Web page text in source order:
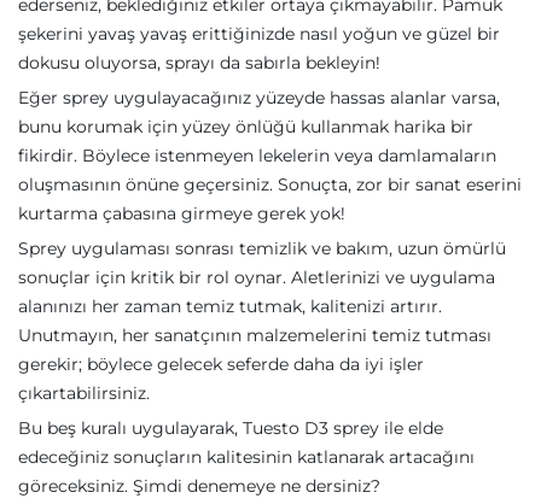
ederseniz, beklediğiniz etkiler ortaya çıkmayabilir. Pamuk
şekerini yavaş yavaş erittiğinizde nasıl yoğun ve güzel bir
dokusu oluyorsa, sprayı da sabırla bekleyin!
Eğer sprey uygulayacağınız yüzeyde hassas alanlar varsa,
bunu korumak için yüzey önlüğü kullanmak harika bir
fikirdir. Böylece istenmeyen lekelerin veya damlamaların
oluşmasının önüne geçersiniz. Sonuçta, zor bir sanat eserini
kurtarma çabasına girmeye gerek yok!
Sprey uygulaması sonrası temizlik ve bakım, uzun ömürlü
sonuçlar için kritik bir rol oynar. Aletlerinizi ve uygulama
alanınızı her zaman temiz tutmak, kalitenizi artırır.
Unutmayın, her sanatçının malzemelerini temiz tutması
gerekir; böylece gelecek seferde daha da iyi işler
çıkartabilirsiniz.
Bu beş kuralı uygulayarak, Tuesto D3 sprey ile elde
edeceğiniz sonuçların kalitesinin katlanarak artacağını
göreceksiniz. Şimdi denemeye ne dersiniz?